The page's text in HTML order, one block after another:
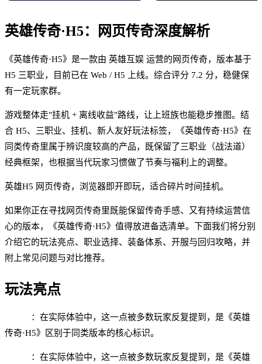
英雄传奇·H5： 网页传奇深度解析
《英雄传奇·H5》是一款由 英雄互娱 运营的网页传奇，版本基于
H5 三职业，目前已在 Web / H5 上线。综合评分 7.2 分，稳健保
有一定玩家群。
游戏整体走"挂机 + 离线收益"路线，让上班族也能稳步推图。结
合 H5、三职业、挂机、新人友好玩法标签，《英雄传奇·H5》在
同类传奇里属于辨识度较高的产品，既保留了三职业（战法道）
经典框架，也根据当代玩家习惯做了节奏与福利上的调整。
英雄H5 网页传奇，浏览器即开即玩，适合碎片时间挂机。
如果你正在寻找网页传奇里既能保留传奇手感、又有持续运营信
心的版本，《英雄传奇·H5》值得放进备选清单。下面我们将分别
介绍它的玩法亮点、职业选择、装备体系、开服与回归攻略，并
附上常见问题与对比推荐。
玩法亮点
：在实际体验中，这一点被多数玩家反复提到，是《英雄
传奇·H5》区别于同类版本的核心标识。
：在实际体验中，这一点被多数玩家反复提到，是《英雄